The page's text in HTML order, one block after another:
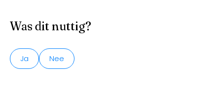
Was dit nuttig?
Ja Nee